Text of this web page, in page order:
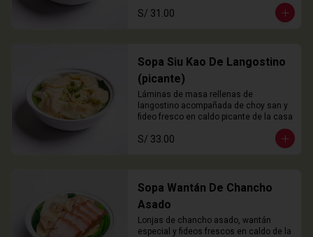
S/ 31.00
Sopa Siu Kao De Langostino
(picante)
Láminas de masa rellenas de
langostino acompañada de choy san y
fideo fresco en caldo picante de la casa
S/ 33.00
Sopa Wantán De Chancho
Asado
Lonjas de chancho asado, wantán
especial y fideos frescos en caldo de la